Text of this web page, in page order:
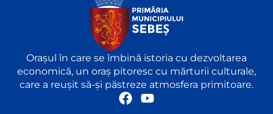
Orașul în care se îmbină istoria cu dezvoltarea
economică, un oraș pitoresc cu mărturii culturale,
care a reușit să-și păstreze atmosfera primitoare.
F
Y